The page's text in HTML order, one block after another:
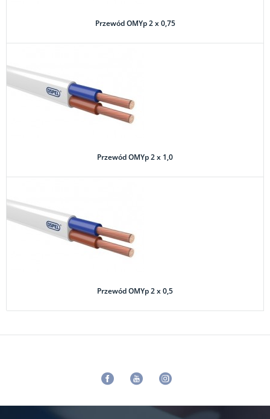
Przewód OMYp 2 x 0,75
Przewód OMYp 2 x 1,0
Przewód OMYp 2 x 0,5
Instagram